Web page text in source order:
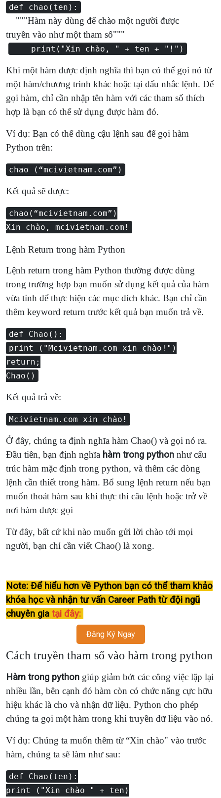
def chao(ten):
"""Hàm này dùng để chào một người được
truyền vào như một tham số"""
print("Xin chào, " + ten + "!")
Khi một hàm được định nghĩa thì bạn có thể gọi nó từ
một hàm/chương trình khác hoặc tại dấu nhắc lệnh. Để
gọi hàm, chỉ cần nhập tên hàm với các tham số thích
hợp là bạn có thể sử dụng được hàm đó.
Ví dụ: Bạn có thể dùng cậu lệnh sau để gọi hàm
Python trên:
chao (“mcivietnam.com”)
Kết quả sẽ được:
chao(“mcivietnam.com”)
Xin chào, mcivietnam.com!
Lệnh Return trong hàm Python
Lệnh return trong hàm Python thường được dùng
trong trường hợp bạn muốn sử dụng kết quả của hàm
vừa tính để thực hiện các mục đích khác. Bạn chỉ cần
thêm keyword return trước kết quả bạn muốn trả về.
def Chao():
print ("Mcivietnam.com xin chào!")
return;
Chao()
Kết quả trả về:
Mcivietnam.com xin chào!
Ở đây, chúng ta định nghĩa hàm Chao() và gọi nó ra.
Đầu tiên, bạn định nghĩa hàm trong python như cấu
trúc hàm mặc định trong python, và thêm các dòng
lệnh cần thiết trong hàm. Bổ sung lệnh return nếu bạn
muốn thoát hàm sau khi thực thi câu lệnh hoặc trở về
nơi hàm được gọi
Từ đây, bất cứ khi nào muốn gửi lời chào tới mọi
người, bạn chỉ cần viết Chao() là xong.
Note: Để hiểu hơn về Python bạn có thể tham khảo
khóa học và nhận tư vấn Career Path từ đội ngũ
chuyên gia tại đây:
Đăng Ký Ngay
Cách truyền tham số vào hàm trong python
Hàm trong python giúp giảm bớt các công việc lặp lại
nhiều lần, bên cạnh đó hàm còn có chức năng cực hữu
hiệu khác là cho và nhận dữ liệu. Python cho phép
chúng ta gọi một hàm trong khi truyền dữ liệu vào nó.
Ví dụ: Chúng ta muốn thêm từ “Xin chào" vào trước
hàm, chúng ta sẽ làm như sau:
def Chao(ten):
print ("Xin chào " + ten)